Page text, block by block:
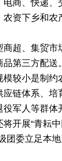
商、快递
资下乡和
超、集贸
第三方配送。
较小是制
链体系、培
军人等群
展“青耘中
团委立足本